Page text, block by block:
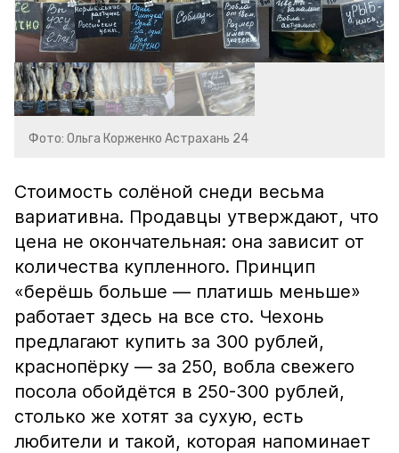
Фото: Ольга Корженко Астрахань 24
Стоимость солёной снеди весьма
вариативна. Продавцы утверждают, что
цена не окончательная: она зависит от
количества купленного. Принцип
«берёшь больше — платишь меньше»
работает здесь на все сто. Чехонь
предлагают купить за 300 рублей,
краснопёрку — за 250, вобла свежего
посола обойдётся в 250-300 рублей,
столько же хотят за сухую, есть
любители и такой, которая напоминает